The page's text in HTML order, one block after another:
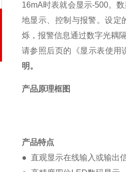
16mA时表就会显示-500。
地显示、控制与报警。设定
烁，报警信息通过数字光耦
请参照后页的《显示表使用
明。
产品原理框图
产品特点
● 直观显示在线输入或输出